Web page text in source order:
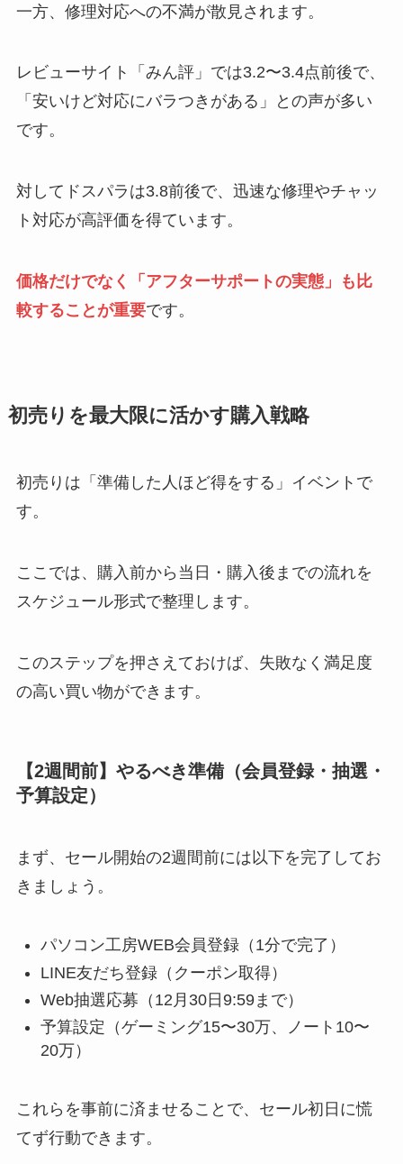
一方、修理対応への不満が散見されます。
レビューサイト「みん評」では3.2〜3.4点前後で、
「安いけど対応にバラつきがある」との声が多い
です。
対してドスパラは3.8前後で、迅速な修理やチャッ
ト対応が高評価を得ています。
価格だけでなく「アフターサポートの実態」も比
較することが重要です。
初売りを最大限に活かす購入戦略
初売りは「準備した人ほど得をする」イベントで
す。
ここでは、購入前から当日・購入後までの流れを
スケジュール形式で整理します。
このステップを押さえておけば、失敗なく満足度
の高い買い物ができます。
【2週間前】やるべき準備（会員登録・抽選・
予算設定）
まず、セール開始の2週間前には以下を完了してお
きましょう。
パソコン工房WEB会員登録（1分で完了）
LINE友だち登録（クーポン取得）
Web抽選応募（12月30日9:59まで）
予算設定（ゲーミング15〜30万、ノート10〜
20万）
これらを事前に済ませることで、セール初日に慌
てず行動できます。